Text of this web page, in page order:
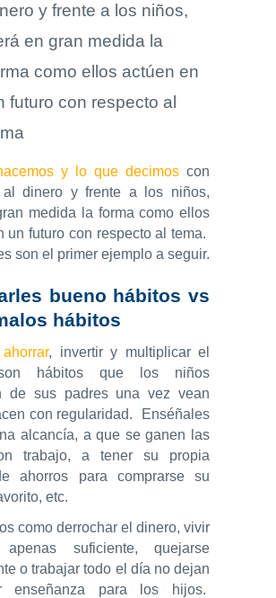
y frente a los niños,
en gran medida la
como ellos actúen en
futuro con respecto al
y lo que decimos con
al dinero y frente a los niños,
medida la forma como ellos
un futuro con respecto al tema.
son el primer ejemplo a seguir.
bueno hábitos vs
hábitos
ahorrar, invertir y multiplicar el
hábitos que los niños
de sus padres una vez vean
con regularidad. Enséñales
alcancía, a que se ganen las
trabajo, a tener su propia
ahorros para comprarse su
etc.
como derrochar el dinero, vivir
suficiente, quejarse
o trabajar todo el día no dejan
enseñanza para los hijos.